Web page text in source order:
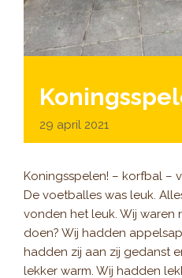
29 april 2021
Koningsspelen! – korfbal –
De voetballes was leuk.
vonden het leuk. Wij waren
doen? Wij hadden
hadden zij aan zij gedanst
lekker warm. Wij hadden